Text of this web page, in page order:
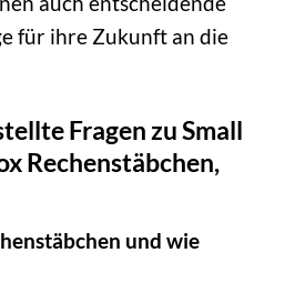
für ihre Zukunft an die
Fragen zu Small
Rechenstäbchen,
und wie